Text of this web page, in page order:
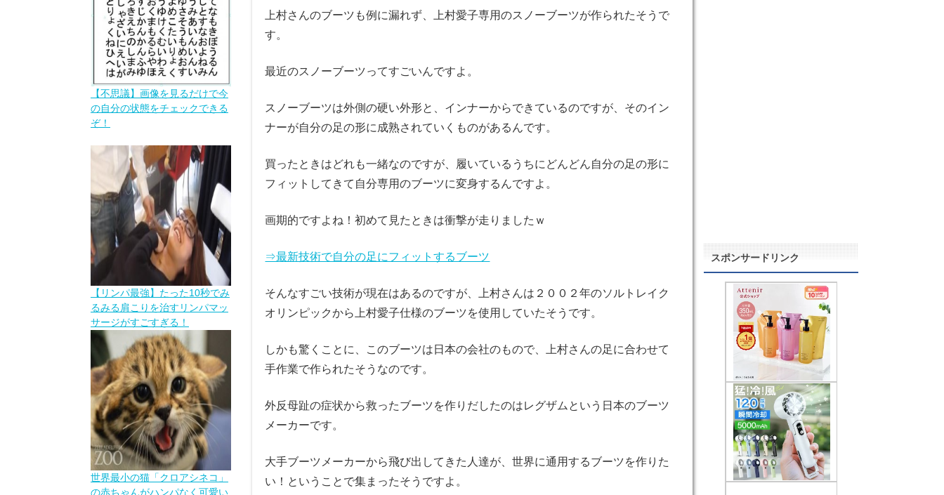
上村さんのブーツも例に漏れず、上村愛子専用のスノーブーツが作られたそうで
す。
最近のスノーブーツってすごいんですよ。
スノーブーツは外側の硬い外形と、インナーからできているのですが、そのイン
ナーが自分の足の形に成熟されていくものがあるんです。
買ったときはどれも一緒なのですが、履いているうちにどんどん自分の足の形に
フィットしてきて自分専用のブーツに変身するんですよ。
画期的ですよね！初めて見たときは衝撃が走りましたｗ
⇒最新技術で自分の足にフィットするブーツ
そんなすごい技術が現在はあるのですが、上村さんは２００２年のソルトレイク
オリンピックから上村愛子仕様のブーツを使用していたそうです。
しかも驚くことに、このブーツは日本の会社のもので、上村さんの足に合わせて
手作業で作られたそうなのです。
外反母趾の症状から救ったブーツを作りだしたのはレグザムという日本のブーツ
メーカーです。
大手ブーツメーカーから飛び出してきた人達が、世界に通用するブーツを作りた
い！ということで集まったそうですよ。
【不思議】画像を見るだけで今
の自分の状態をチェックできる
ぞ！
【リンパ最強】たった10秒でみ
るみる肩こりを治すリンパマッ
サージがすごすぎる！
世界最小の猫「クロアシネコ」
の赤ちゃんがハンパなく可愛い
スポンサードリンク